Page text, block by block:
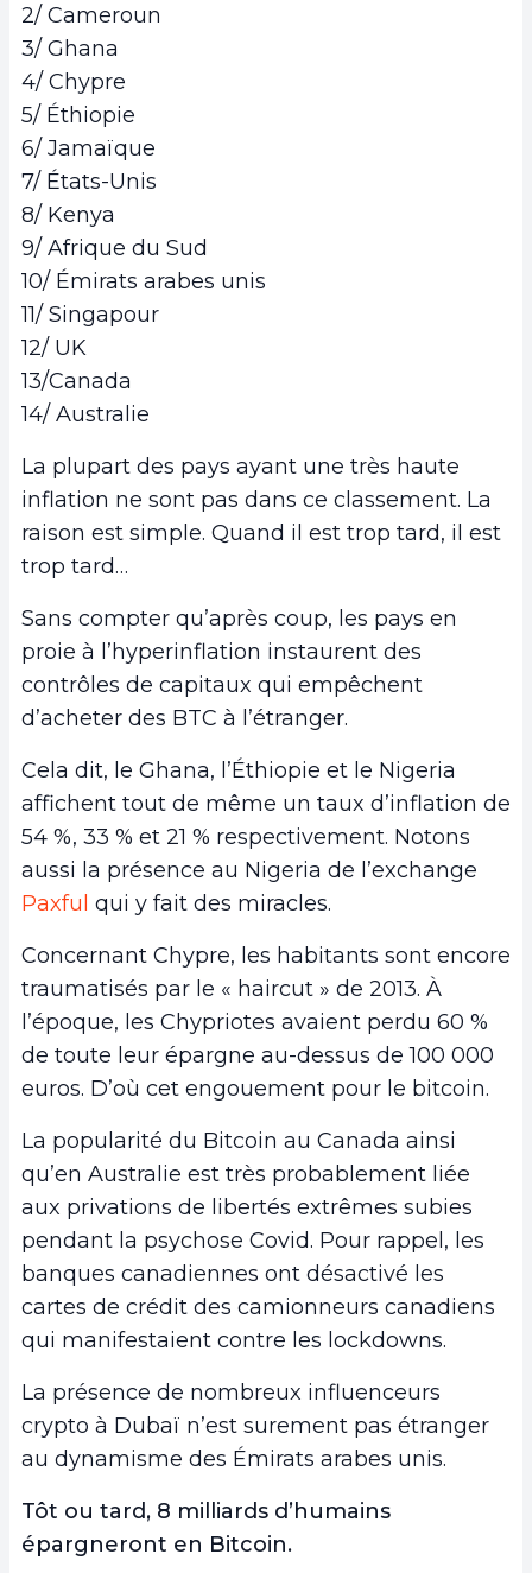
2/ Cameroun
3/ Ghana
4/ Chypre
5/ Éthiopie
6/ Jamaïque
7/ États-Unis
8/ Kenya
9/ Afrique du Sud
10/ Émirats arabes unis
11/ Singapour
12/ UK
13/Canada
14/ Australie
La plupart des pays ayant une très haute
inflation ne sont pas dans ce classement. La
raison est simple. Quand il est trop tard, il est
trop tard…
Sans compter qu’après coup, les pays en
proie à l’hyperinflation instaurent des
contrôles de capitaux qui empêchent
d’acheter des BTC à l’étranger.
Cela dit, le Ghana, l’Éthiopie et le Nigeria
affichent tout de même un taux d’inflation de
54 %, 33 % et 21 % respectivement. Notons
aussi la présence au Nigeria de l’exchange
Paxful qui y fait des miracles.
Concernant Chypre, les habitants sont encore
traumatisés par le « haircut » de 2013. À
l’époque, les Chypriotes avaient perdu 60 %
de toute leur épargne au-dessus de 100 000
euros. D’où cet engouement pour le bitcoin.
La popularité du Bitcoin au Canada ainsi
qu’en Australie est très probablement liée
aux privations de libertés extrêmes subies
pendant la psychose Covid. Pour rappel, les
banques canadiennes ont désactivé les
cartes de crédit des camionneurs canadiens
qui manifestaient contre les lockdowns.
La présence de nombreux influenceurs
crypto à Dubaï n’est surement pas étranger
au dynamisme des Émirats arabes unis.
Tôt ou tard, 8 milliards d’humains
épargneront en Bitcoin.